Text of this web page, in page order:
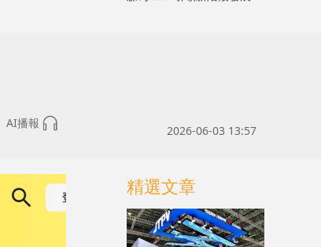
AI播報
2026-06-03 13:57
精選文章